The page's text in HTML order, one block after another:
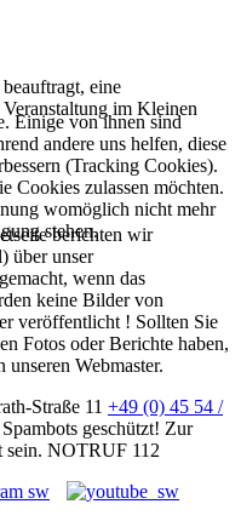
eine
im Kleinen
berichten wir
über unser
wenn das
keine Bilder von
veröffentlicht ! Sollten Sie
Fotos oder Berichte haben,
Webmaster.
Straße 11 +49 (0) 45 54 /
geschützt! Zur
sein. NOTRUF 112
Einige von ihnen sind
andere uns helfen, diese
(Tracking Cookies).
Cookies zulassen möchten.
womöglich nicht mehr
stehen.